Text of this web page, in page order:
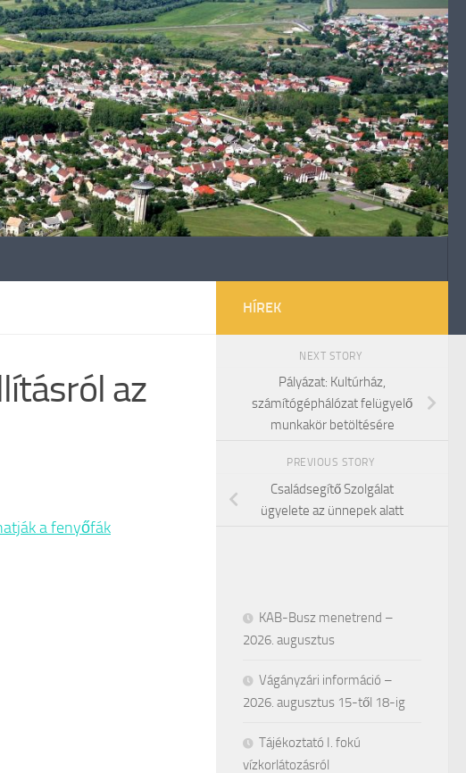
az
a fenyőfák
HÍREK
NEXT STORY
Pályázat: Kultúrház,
számítógéphálózat felügyelő
munkakör betöltésére
PREVIOUS STORY
Családsegítő Szolgálat
ügyelete az ünnepek alatt
KAB-Busz menetrend –
2026. augusztus
Vágányzári információ –
2026. augusztus 15-től 18-ig
Tájékoztató I. fokú
vízkorlátozásról